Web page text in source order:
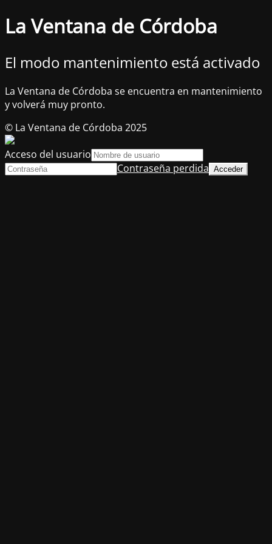
La Ventana de Córdoba
El modo mantenimiento está activado
La Ventana de Córdoba se encuentra en mantenimiento
y volverá muy pronto.
© La Ventana de Córdoba 2025
Acceso del usuario
Contraseña perdida